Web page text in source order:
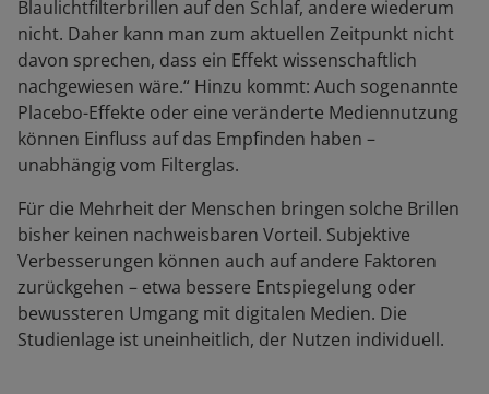
Blaulichtfilterbrillen auf den Schlaf, andere wiederum
nicht. Daher kann man zum aktuellen Zeitpunkt nicht
davon sprechen, dass ein Effekt wissenschaftlich
nachgewiesen wäre.“ Hinzu kommt: Auch sogenannte
Placebo-Effekte oder eine veränderte Mediennutzung
können Einfluss auf das Empfinden haben –
unabhängig vom Filterglas.
Für die Mehrheit der Menschen bringen solche Brillen
bisher keinen nachweisbaren Vorteil. Subjektive
Verbesserungen können auch auf andere Faktoren
zurückgehen – etwa bessere Entspiegelung oder
bewussteren Umgang mit digitalen Medien. Die
Studienlage ist uneinheitlich, der Nutzen individuell.